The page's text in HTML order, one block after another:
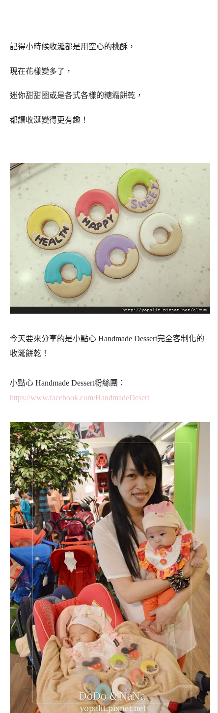
記得小時候收涎都是用空心的桃酥，
現在花樣變多了，
迷你甜甜圈或是各式各樣的糖霜餅乾，
都讓收涎變得更有趣！
今天要來分享的是小點心 Handmade Dessert完全客制化的
收涎餅乾！
小點心 Handmade Dessert粉絲團：
https://www.facebook.com/HandmadeDesert